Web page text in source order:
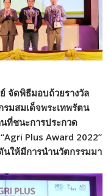
จัดพิธีมอบถ้วยรางวัล
รมสมเด็จพระเทพรัตน
ที่ชนะการประกวด
Plus Award 2022”
นให้มีการนำนวัตกรรมมา